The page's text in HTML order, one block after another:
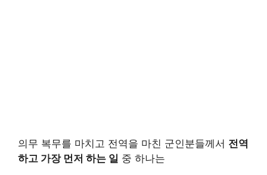
의무 복무를 마치고 전역을 마친 군인분들께서 전역
하고 가장 먼저 하는 일 중 하나는